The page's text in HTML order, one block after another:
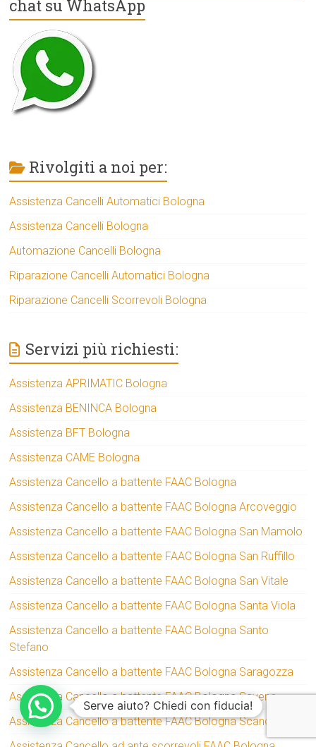
chat su WhatsApp
Rivolgiti a noi per:
Assistenza Cancelli Automatici Bologna
Assistenza Cancelli Bologna
Automazione Cancelli Bologna
Riparazione Cancelli Automatici Bologna
Riparazione Cancelli Scorrevoli Bologna
Servizi più richiesti:
Assistenza APRIMATIC Bologna
Assistenza BENINCA Bologna
Assistenza BFT Bologna
Assistenza CAME Bologna
Assistenza Cancello a battente FAAC Bologna
Assistenza Cancello a battente FAAC Bologna Arcoveggio
Assistenza Cancello a battente FAAC Bologna San Mamolo
Assistenza Cancello a battente FAAC Bologna San Ruffillo
Assistenza Cancello a battente FAAC Bologna San Vitale
Assistenza Cancello a battente FAAC Bologna Santa Viola
Assistenza Cancello a battente FAAC Bologna Santo
Stefano
Assistenza Cancello a battente FAAC Bologna Saragozza
Assistenza Cancello a battente FAAC Bologna Savena
Assistenza Cancello a battente FAAC Bologna Scandellara
Serve aiuto? Chiedi con fiducia!